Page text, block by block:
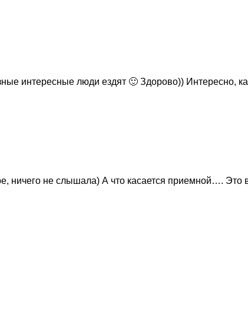
интересные люди ездят 🙂 Здорово)) Интересно,
ничего не слышала) А что касается приемной…. Это